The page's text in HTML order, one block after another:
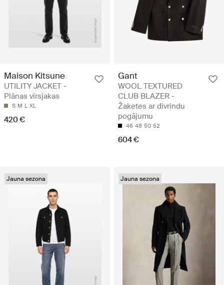
Maison Kitsune
UTILITY JACKET -
Plānas virsjakas
S M L XL
420 €
Gant
WOOL TEXTURED
CLUB BLAZER -
Žaketes ar divrindu
pogājumu
46 48 50 52
604 €
Jauna sezona Jauna sezona